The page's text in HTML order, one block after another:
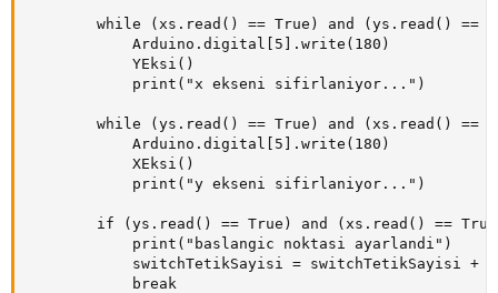
while (xs.read() == True) and (ys.read() ==
            Arduino.digital[5].write(180)
            YEksi()
            print("x ekseni sifirlaniyor...")
while (ys.read() == True) and (xs.read() ==
            Arduino.digital[5].write(180)
            XEksi()
            print("y ekseni sifirlaniyor...")
if (ys.read() == True) and (xs.read() ==
            print("baslangic noktasi ayarlandi")
            switchTetikSayisi = switchTetikSayisi + 1
            break